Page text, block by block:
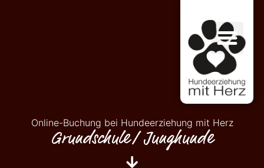
Online-Buchung bei Hundeerziehung mit Herz
Grundschule/ Junghunde